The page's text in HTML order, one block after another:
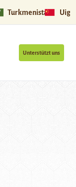
Turkmenistan
Unterstützt uns